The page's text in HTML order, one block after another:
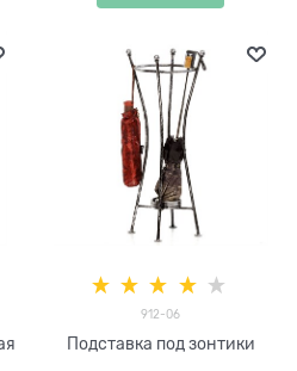
912-06
Подставка под зонтики